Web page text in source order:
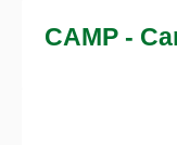
CAMP -